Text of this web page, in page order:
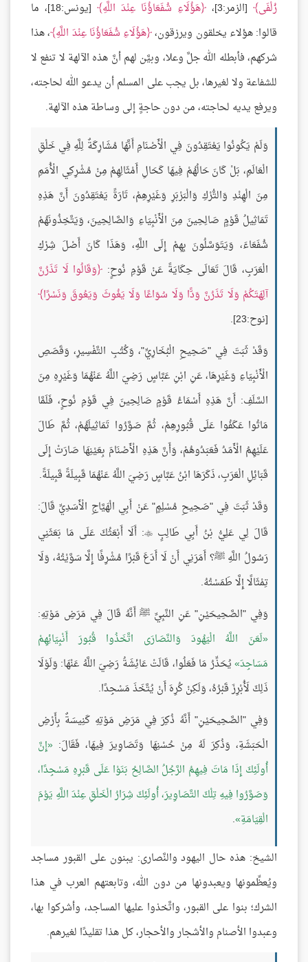
زُلْفَى [الزمر:3]، هَؤُلَاءِ شُفَعَاؤُنَا عِنْدَ اللَّهِ
[يونس:18]، ما
قالوا: هؤلاء يخلقون ويرزقون، هَؤُلَاءِ شُفَعَاؤُنَا عِنْدَ اللَّهِ ، هذا
شركهم، فأبطله الله جلَّ وعلا، وبيَّن لهم أنَّ هذه الآلهة لا تنفع لا
للشفاعة ولا لغيرها، بل يجب على المسلم أن يدعو الله لحاجته،
ويرفع يديه لحاجته، من دون حاجةٍ إلى وساطة هذه الآلهة.
وَلَمْ يَكُونُوا يَعْتَقِدُونَ فِي الْأَصْنَامِ أَنَّهَا مُشَارِكَةٌ لِلَّهِ فِي خَلْقِ
الْعَالَمِ، بَلْ كَانَ حَالُهُمْ فِيهَا كَحَالِ أَمْثَالِهِمْ مِنْ مُشْرِكِي الْأُمَمِ
مِنَ الْهِنْدِ وَالتُّرْكِ وَالْبَرْبَرِ وَغَيْرِهِمْ، تَارَةً يَعْتَقِدُونَ أَنَّ هَذِهِ
تَمَاثِيلُ قَوْمٍ صَالِحِينَ مِنَ الْأَنْبِيَاءِ وَالصَّالِحِينَ، وَيَتَّخِذُونَهُمْ
شُفَعَاءَ، وَيَتَوَسَّلُونَ بِهِمْ إِلَى اللَّهِ، وَهَذَا كَانَ أَصْلَ شِرْكِ
الْعَرَبِ، قَالَ تَعَالَى حِكَايَةً عَنْ قَوْمِ نُوحٍ:
وَقَالُوا لَا تَذَرُنَّ
آلِهَتَكُمْ وَلَا تَذَرُنَّ وَدًّا وَلَا سُوَاعًا وَلَا يَغُوثَ وَيَعُوقَ وَنَسْرًا
[نوح:23].
وَقَدْ ثَبَتَ فِي "صَحِيحِ الْبُخَارِيِّ"، وَكُتُبِ التَّفْسِيرِ، وَقَصَصِ
الْأَنْبِيَاءِ وَغَيْرِهَا، عَنِ ابْنِ عَبَّاسٍ رَضِيَ اللَّهُ عَنْهُمَا وَغَيْرِهِ مِنَ
السَّلَفِ: أَنَّ هَذِهِ أَسْمَاءُ قَوْمٍ صَالِحِينَ فِي قَوْمِ نُوحٍ، فَلَمَّا
مَاتُوا عَكَفُوا عَلَى قُبُورِهِمْ، ثُمَّ صَوَّرُوا تَمَاثِيلَهُمْ، ثُمَّ طَالَ
عَلَيْهِمُ الْأَمَدُ فَعَبَدُوهُمْ، وَأَنَّ هَذِهِ الْأَصْنَامَ بِعَيْنِهَا صَارَتْ إِلَى
قَبَائِلِ الْعَرَبِ، ذَكَرَهَا ابْنُ عَبَّاسٍ رَضِيَ اللَّهُ عَنْهُمَا قَبِيلَةً قَبِيلَةً.
وَقَدْ ثَبَتَ فِي "صَحِيحِ مُسْلِمٍ" عَنْ أَبِي الْهَيَّاجِ الْأَسَدِيِّ قَالَ:
قَالَ لِي عَلِيُّ بْنُ أَبِي طَالِبٍ : أَلَا أَبْعَثُكَ عَلَى مَا بَعَثَنِي
رَسُولُ اللَّهِ ﷺ؟ أَمَرَنِي أَنْ لَا أَدَعَ قَبْرًا مُشْرِفًا إِلَّا سَوَّيْتُهُ، وَلَا
تِمْثَالًا إِلَّا طَمَسْتُهُ.
وَفِي "الصَّحِيحَيْنِ" عَنِ النَّبِيِّ ﷺ أَنَّهُ قَالَ فِي مَرَضِ مَوْتِهِ:
لَعَنَ اللَّهُ الْيَهُودَ وَالنَّصَارَى اتَّخَذُوا قُبُورَ أَنْبِيَائِهِمْ
مَسَاجِدَ يُحَذِّرُ مَا فَعَلُوا، قَالَتْ عَائِشَةُ رَضِيَ اللَّهُ عَنْهَا: وَلَوْلَا
ذَلِكَ لَأُبْرِزَ قَبْرُهُ، وَلَكِنْ كُرِهَ أَنْ يُتَّخَذَ مَسْجِدًا.
وَفِي "الصَّحِيحَيْنِ" أَنَّهُ ذُكِرَ فِي مَرَضِ مَوْتِهِ كَنِيسَةٌ بِأَرْضِ
الْحَبَشَةِ، وَذُكِرَ لَهُ مِنْ حُسْنِهَا وَتَصَاوِيرَ فِيهَا، فَقَالَ:
إِنَّ
أُولَئِكَ إِذَا مَاتَ فِيهِمُ الرَّجُلُ الصَّالِحُ بَنَوْا عَلَى قَبْرِهِ مَسْجِدًا،
وَصَوَّرُوا فِيهِ تِلْكَ التَّصَاوِيرَ، أُولَئِكَ شِرَارُ الْخَلْقِ عِنْدَ اللَّهِ يَوْمَ
الْقِيَامَةِ .
الشيخ: هذه حال اليهود والنَّصارى: يبنون على القبور مساجد
ويُعظِّمونها ويعبدونها من دون الله، وتابعتهم العرب في هذا
الشرك؛ بنوا على القبور، واتَّخذوا عليها المساجد، وأشركوا بها،
وعبدوا الأصنام والأشجار والأحجار، كل هذا تقليدًا لغيرهم.